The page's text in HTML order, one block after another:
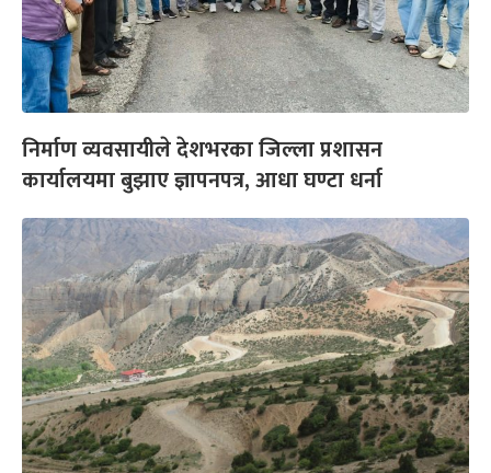
निर्माण व्यवसायीले देशभरका जिल्ला प्रशासन
कार्यालयमा बुझाए ज्ञापनपत्र, आधा घण्टा धर्ना